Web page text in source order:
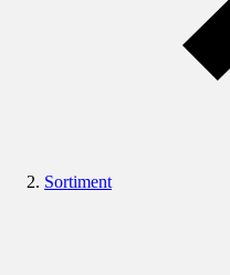
Sortiment